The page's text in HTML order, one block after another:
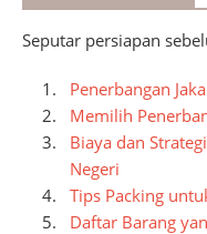
Seputar persiapan
Penerbangan
Memilih
Biaya dan
Negeri
Tips Packing
Daftar Barang